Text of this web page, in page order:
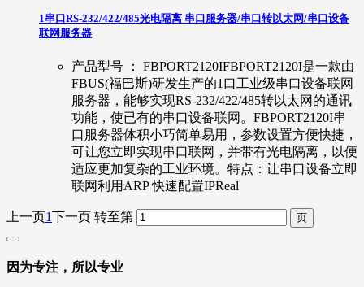
1串口RS-232/422/485光电隔离 串口服务器/串口转以太网/串口设备
联网服务器
产品型号 ： FBPORT2120IFBPORT2120I是一款由
FBUS(福巴斯)研发生产的1口工业级串口设备联网
服务器，能够实现RS-232/422/485转以太网的通讯
功能，使已有的串口设备联网。FBPORT2120I串
口服务器体积小巧简单易用，参数设置方便快捷，
可让您立即实现串口联网，并带有光电隔离，以便
适应更加复杂的工业环境。特点：让串口设备立即
联网利用ARP 快速配置IPReal
上一页1下一页 转至第
因为专注，所以专业